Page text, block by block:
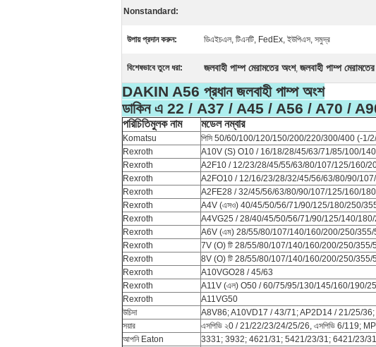
Nonstandard:
উপায় প্রদান করুন: ডিএইচএল, টিএনটি, FedEx, ইউপিএস, সমুদ্র
বিশেষভাবে তুলে ধরা: জলবাহী পাম্প মেরামতের অংশ, জলবাহী পাম্প
DAKIN A56 প্রধান জলবাহী পাম্প অংশ
ডাকিন এ 22 / A37 / A45 / A56 / A70 / A90
পরিচিতিমুলক নাম মডেল নম্বার
Komatsu
পিসি 50/60/100/120/150/200/220/300/400 (-1/2/
Rexroth
A10V (S) O10 / 16/18/28/45/63/71/85/100/140
Rexroth
A2F10 / 12/23/28/45/55/63/80/107/125/160/
Rexroth
A2FO10 / 12/16/23/28/32/45/56/63/80/90/
Rexroth
A2FE28 / 32/45/56/63/80/90/107/125/160/
Rexroth
A4V (এসও) 40/45/50/56/71/90/125/180/250/
Rexroth
A4VG25 / 28/40/45/50/56/71/90/125/140/
Rexroth
A6V (এম) 28/55/80/107/140/160/200/250/355/
Rexroth
7V (O) টি 28/55/80/107/140/160/200/250/
Rexroth
8V (O) টি 28/55/80/107/140/160/200/250/355/
Rexroth
A10VGO28 / 45/63
Rexroth
A11V (এল) O50 / 60/75/95/130/145/160/190/
Rexroth
A11VG50
উচিদা
A8V86; A10VD17 / 43/71; AP2D14 / 21/25/
সয়ার
এসপিভি ২0 / 21/22/23/24/25/26, এসপিভি 6/119;
আপনি Eaton
3331; 3932; 4621/31; 5421/23/31; 6421/23/